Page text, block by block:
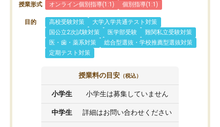
授業形式 オンライン個別指導(1:1) 個別指導(1:1)
目的 高校受験対策
大学入学共通テスト対策
国公立2次試験対策
医学部受験
難関私立受験対策
医・歯・薬系対策
総合型選抜・学校推薦型選抜対策
定期テスト対策
授業料の目安 （税込）
小学生 小学生は募集していません
中学生 詳細はお問い合わせください